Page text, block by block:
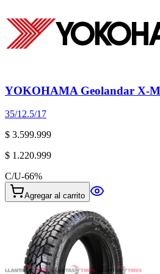
YOKOHAMA Geolandar X-
35/12.5/17
$ 3.599.999
$ 1.220.999
C/U-66%
Agregar al carrito